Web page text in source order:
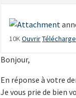
10KOuvrir
Bonjour,
En réponse à votre
Je vous prie de bien